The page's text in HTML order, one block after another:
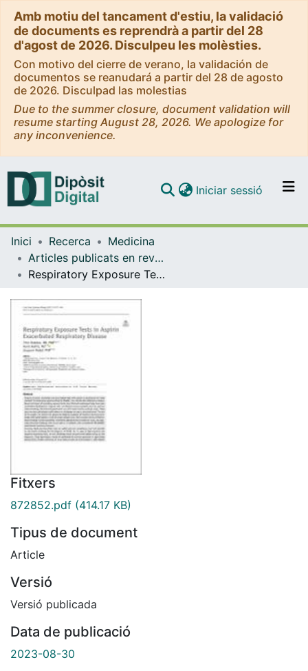
Amb motiu del tancament d'estiu, la validació
de documents es reprendrà a partir del 28
d'agost de 2026. Disculpeu les molèsties.
Con motivo del cierre de verano, la validación de
documentos se reanudará a partir del 28 de agosto
de 2026. Disculpad las molestias
Due to the summer closure, document validation will
resume starting August 28, 2026. We apologize for
any inconvenience.
Navega per tot el DD
Com publicar
Iniciar sessió (current)
Inici Recerca
Medicina
Articles publicats en revistes (Medicina)
Respiratory Exposure Tests in Aspirin Exacerbated Respiratory Disease
Fitxers
872852.pdf (414.17 KB)
Tipus de document
Article
Versió
Versió publicada
Data de publicació
2023-08-30